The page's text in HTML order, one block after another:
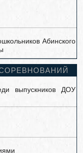
Абинского
выпускников ДОУ